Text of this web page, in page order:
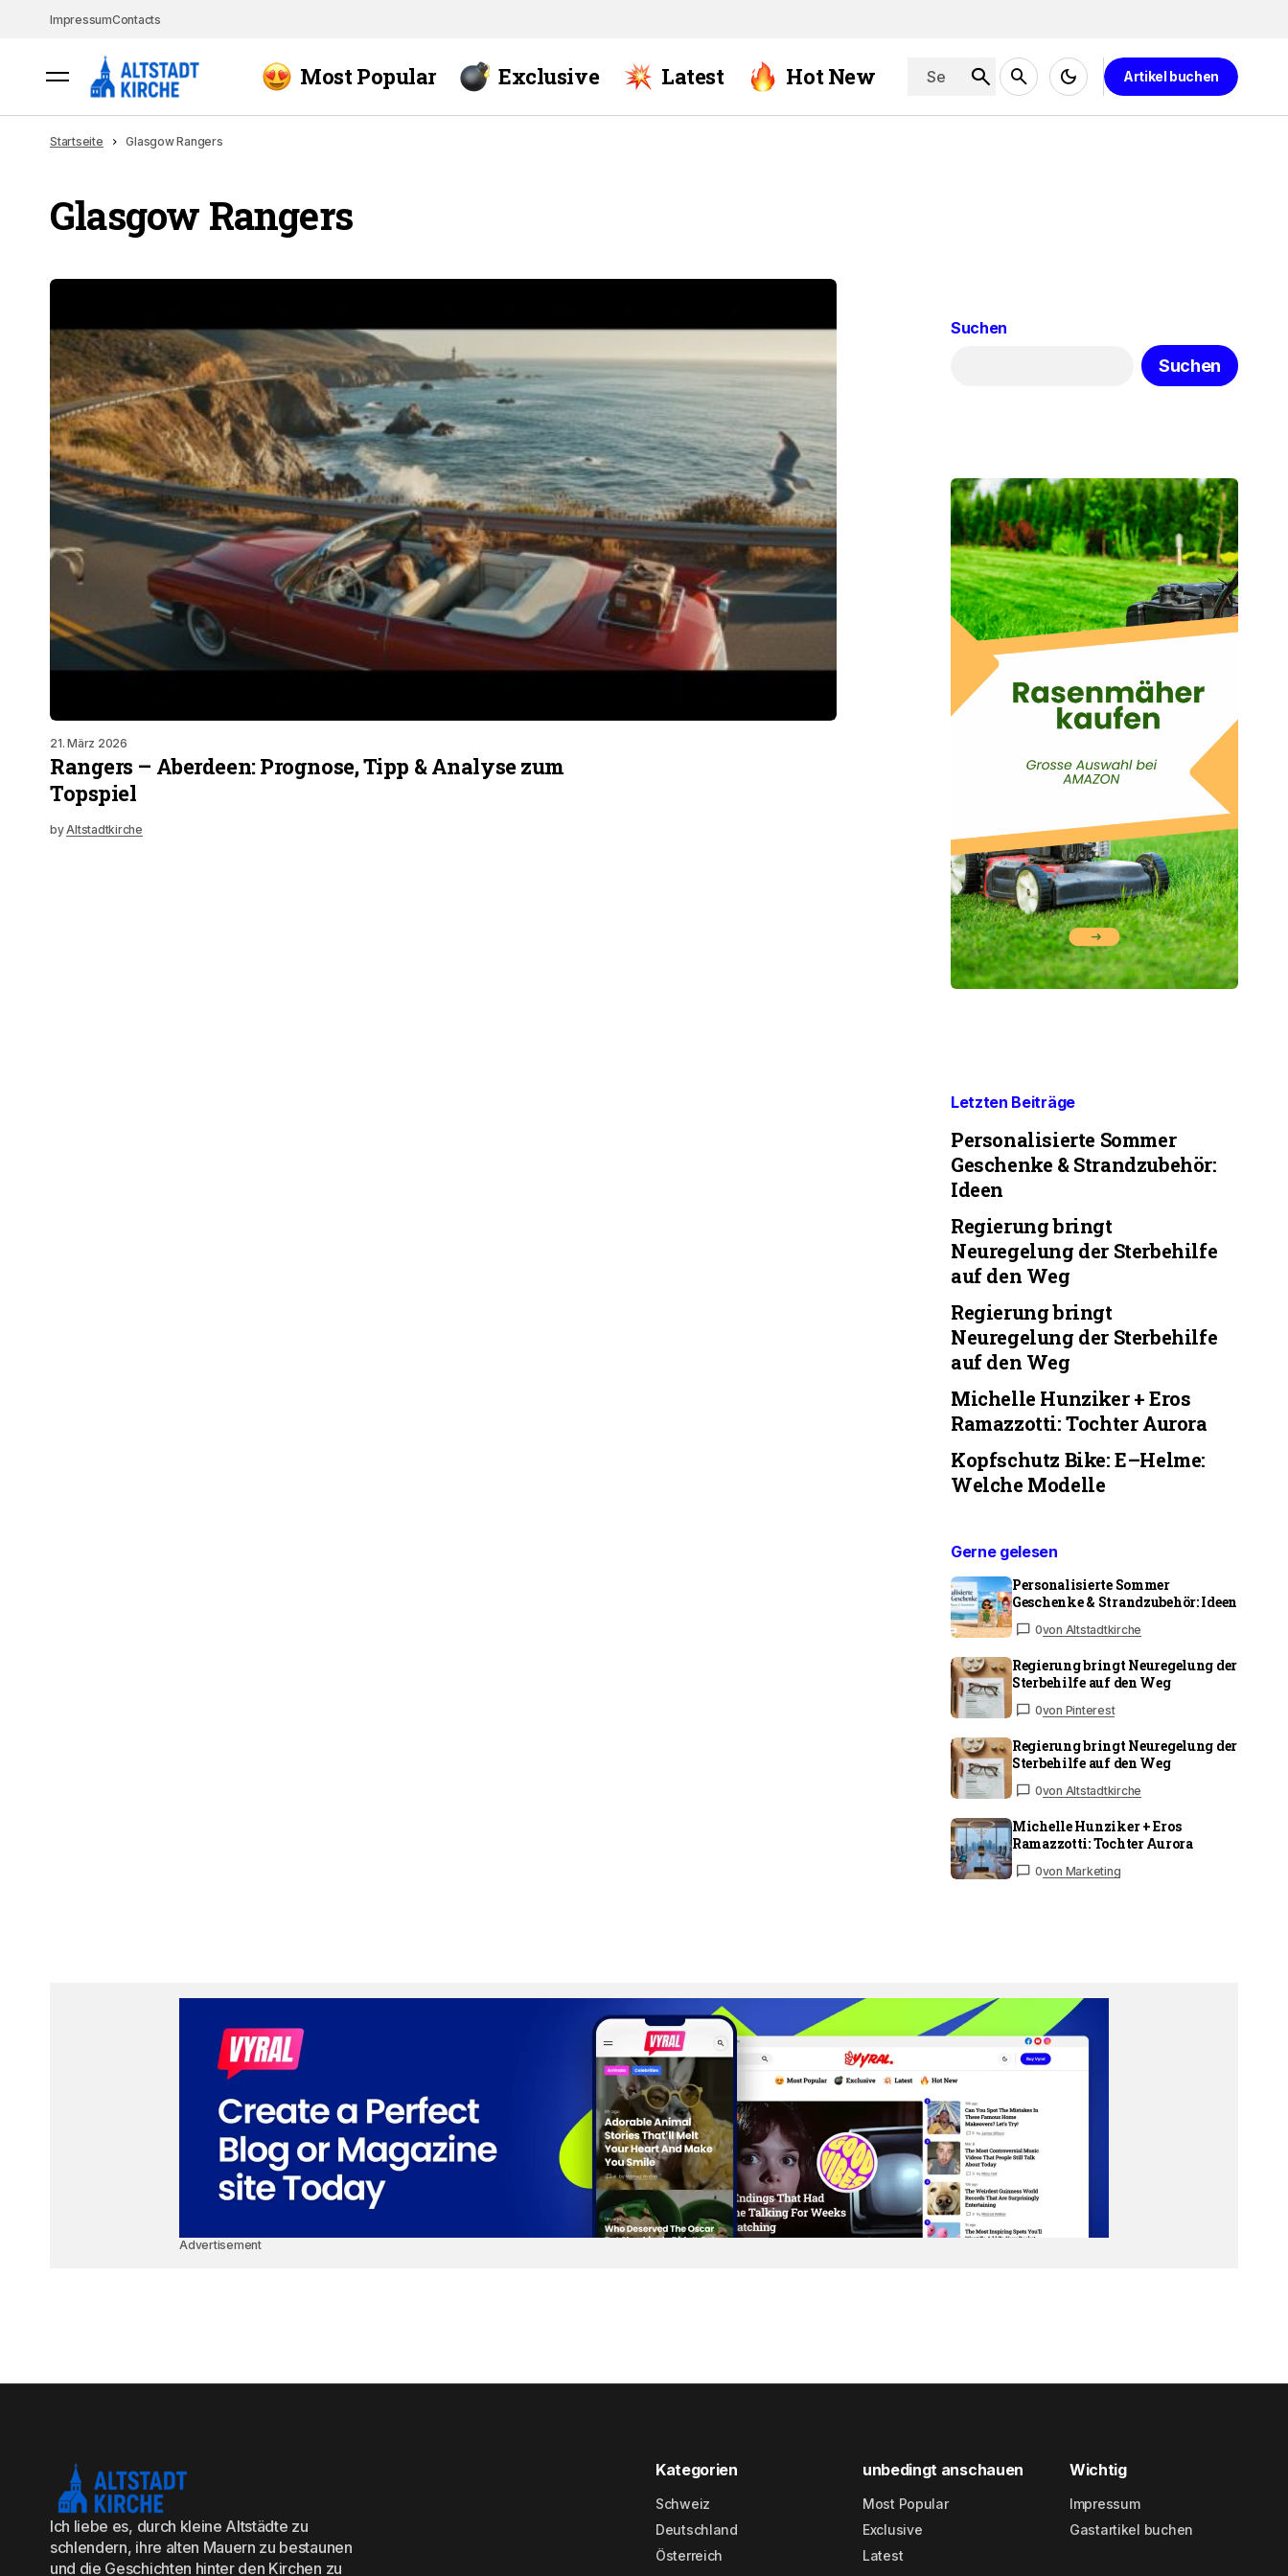
ImpressumContacts
Most Popular Exclusive Latest Hot New Artikel buchen
Startseite Glasgow Rangers
Glasgow Rangers
21. März 2026
Rangers – Aberdeen: Prognose, Tipp & Analyse zum
Topspiel
byAltstadtkirche
Suchen
Suchen
Letzten Beiträge
Personalisierte Sommer
Geschenke & Strandzubehör:
Ideen
Regierung bringt
Neuregelung der Sterbehilfe
auf den Weg
Regierung bringt
Neuregelung der Sterbehilfe
auf den Weg
Michelle Hunziker + Eros
Ramazzotti: Tochter Aurora
Kopfschutz Bike: E–Helme:
Welche Modelle
Gerne gelesen
Personalisierte Sommer
Geschenke & Strandzubehör: Ideen
0von Altstadtkirche
Regierung bringt Neuregelung der
Sterbehilfe auf den Weg
0von Pinterest
Regierung bringt Neuregelung der
Sterbehilfe auf den Weg
0von Altstadtkirche
Michelle Hunziker + Eros
Ramazzotti: Tochter Aurora
0von Marketing
Advertisement
Ich liebe es, durch kleine Altstädte zu
schlendern, ihre alten Mauern zu bestaunen
und die Geschichten hinter den Kirchen zu
Kategorien
Schweiz
Deutschland
Österreich
unbedingt anschauen
Most Popular
Exclusive
Latest
Wichtig
Impressum
Gastartikel buchen